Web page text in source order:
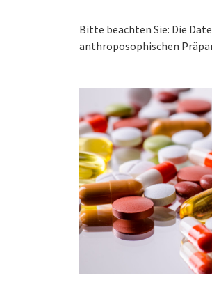
Bitte beachten Sie: Die
anthroposophischen